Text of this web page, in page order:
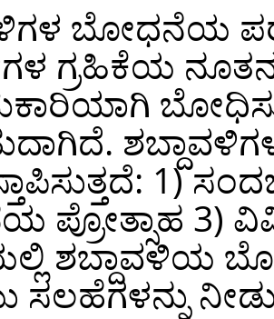
ಬೋಧನೆಯ
ಗ್ರಹಿಕೆಯ
1)
ಪ್ರೋತ್ಸಾಹ
ಶಬ್ದಾವಳಿಯ
ಸಲಹೆಗಳನ್ನು